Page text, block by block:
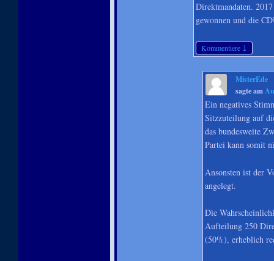
Direktmandaten.
gewonnen und die
Kommentiere ↓
MisterEde
sagte am
Ein negatives
Sitzzuteilung auf
das bundesweite
Partei kann somit
Ansonsten ist der
angelegt.
Die
Aufteilung 250
(50%), erheblich